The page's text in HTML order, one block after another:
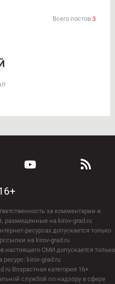
Всего постов 3
за комментарии и
размещенные на kirov-grad.ru
ресурсах допускается только
на kirov-grad.ru
СМИ допускается только
ресурс: kirov-grad.ru
Возрастная категория 16+
службой по надзору в сфере